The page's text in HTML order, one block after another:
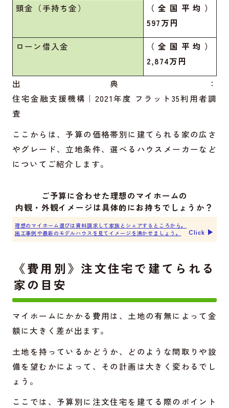
頭金（手持ち金）
（全国平均）
597万円
ローン借入金
（全国平均）
2,874万円
出典：
住宅金融支援機構｜2021年度 フラット35利用者調
査
ここからは、予算の価格帯別に建てられる家の広さ
やグレード、立地条件、選べるハウスメーカーなど
についてご紹介します。
ご予算に合わせた理想のマイホームの
内観・外観イメージは具体的にお持ちでしょうか？
理想のマイホーム選びは資料請求して家族とシェアするところから。
施工事例や最新のモデルハウスを見てイメージを沸かせましょう。
Click ▶︎
《費用別》注文住宅で建てられる
家の目安
マイホームにかかる費用は、土地の有無によって金
額に大きく差が出ます。
土地を持っているかどうか、どのような間取りや設
備を望むかによって、その計画は大きく変わるでし
ょう。
ここでは、予算別に注文住宅を建てる際のポイント